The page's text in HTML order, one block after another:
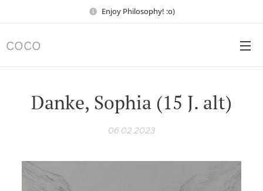
Enjoy Philosophy! :o)
COCO
Danke, Sophia (15 J. alt)
06.02.2023